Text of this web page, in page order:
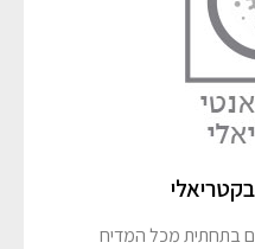
בתחתית מכל המדיח